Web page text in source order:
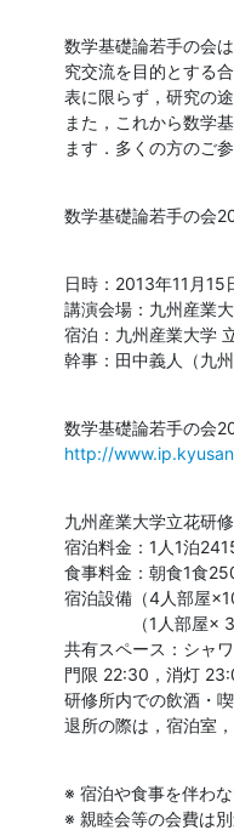
数学基礎論若手の会
究交流を目的とする
表に限らず，研究の
また，これから数学
ます．多くの方のご
数学基礎論若手の会
日時：2013年11月15
講演会場：九州産業
宿泊：九州産業大学
幹事：田中義人（九
http://
九州産業大学立花研修
宿泊料金：1人1泊
食事料金：朝食1食
宿泊設備（4人部屋
（1人部屋× 3室）
共有スペース：シャ
門限 22:30，消灯
研修所内での飲酒・
退所の際は，宿泊室
※ 宿泊や食事を伴わ
※ 親睦会等の会費は